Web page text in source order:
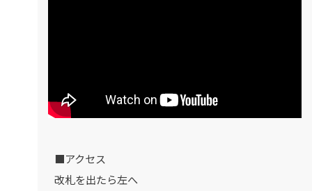
■アクセス
改札を出たら左へ